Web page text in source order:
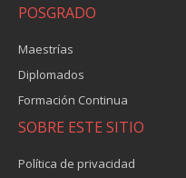
POSGRADO
Maestrías
Diplomados
Formación Continua
SOBRE ESTE SITIO
Política de privacidad